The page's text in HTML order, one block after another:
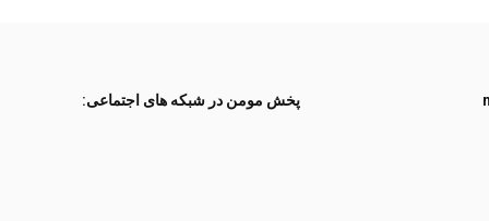
پخش مومن در شبکه های اجتماعی: